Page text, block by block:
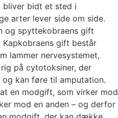
bliver bidt et sted i
arter lever side om side.
og spyttekobraens gift
gift består
lammer nervesystemet,
på cytotoksiner, der
kan føre til amputation.
en modgift, som virker mod
mod en anden – og derfor